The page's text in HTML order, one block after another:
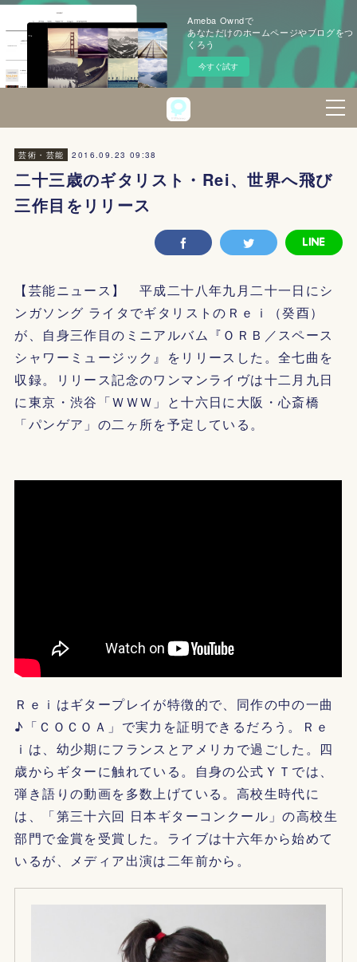
Ameba Owndで
あなただけのホームページやブログをつ
くろう
今すぐ試す
芸術・芸能 2016.09.23 09:38
二十三歳のギタリスト・Rei、世界へ飛び
三作目をリリース
【芸能ニュース】 平成二十八年九月二十一日にシ
ンガソング ライタでギタリストのＲｅｉ（癸酉）
が、自身三作目のミニアルバム『ＯＲＢ／スペース
シャワーミュージック』をリリースした。全七曲を
収録。リリース記念のワンマンライヴは十二月九日
に東京・渋谷「ＷＷＷ」と十六日に大阪・心斎橋
「パンゲア」の二ヶ所を予定している。
Ｒｅｉはギタープレイが特徴的で、同作の中の一曲
♪「ＣＯＣＯＡ」で実力を証明できるだろう。Ｒｅ
ｉは、幼少期にフランスとアメリカで過ごした。四
歳からギターに触れている。自身の公式ＹＴでは、
弾き語りの動画を多数上げている。高校生時代に
は、「第三十六回 日本ギターコンクール」の高校生
部門で金賞を受賞した。ライブは十六年から始めて
いるが、メディア出演は二年前から。